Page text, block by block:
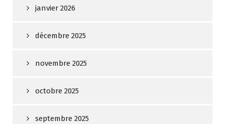
janvier 2026
décembre 2025
novembre 2025
octobre 2025
septembre 2025